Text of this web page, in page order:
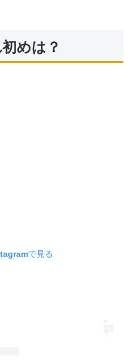
めは？
で見る